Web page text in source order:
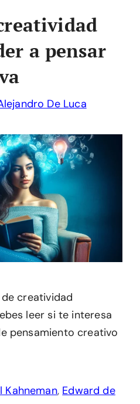
a pensar
De Luca
creatividad
leer si te interesa
pensamiento creativo
Kahneman, Edward de